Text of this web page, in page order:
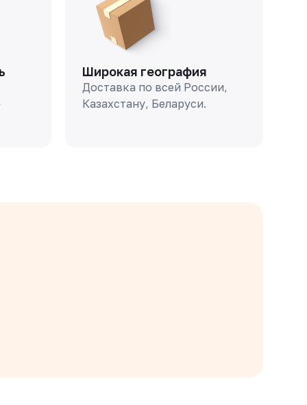
Широкая география
Доставка по всей России,
Казахстану, Беларуси.